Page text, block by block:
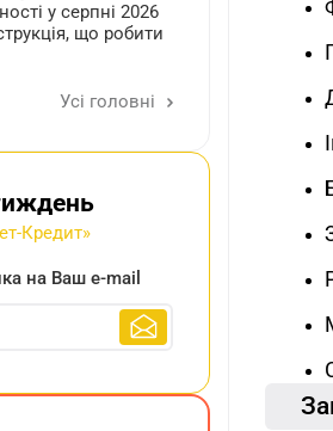
у серпні 2026
що робити
Усі головні
Кредит»
на Ваш e-mail